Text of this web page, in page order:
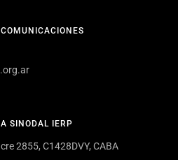
SINODAL IERP
2855, C1428DVY, CABA